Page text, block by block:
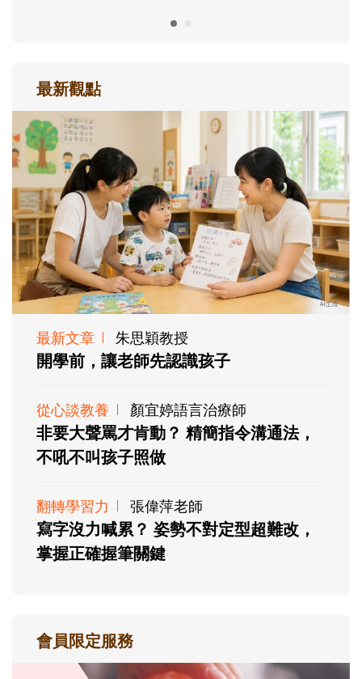
最新觀點
最新文章 朱思穎教授
開學前，讓老師先認識孩子
從心談教養 顏宜婷語言治療師
非要大聲罵才肯動？ 精簡指令溝通法，
不吼不叫孩子照做
翻轉學習力 張偉萍老師
寫字沒力喊累？ 姿勢不對定型超難改，
掌握正確握筆關鍵
會員限定服務